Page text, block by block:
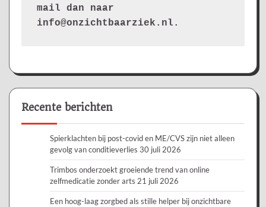
mail dan naar
info@onzichtbaarziek.nl.
Recente berichten
Spierklachten bij post-covid en ME/CVS zijn niet alleen
gevolg van conditieverlies 30 juli 2026
Trimbos onderzoekt groeiende trend van online
zelfmedicatie zonder arts 21 juli 2026
Een hoog-laag zorgbed als stille helper bij onzichtbare